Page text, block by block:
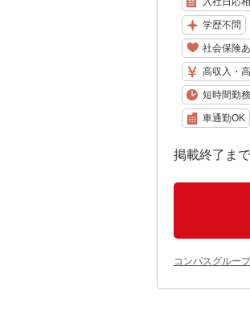
学歴不問
社会保険
高収入・
短時間勤
車通勤OK
掲載終了ま
コンパスグルー